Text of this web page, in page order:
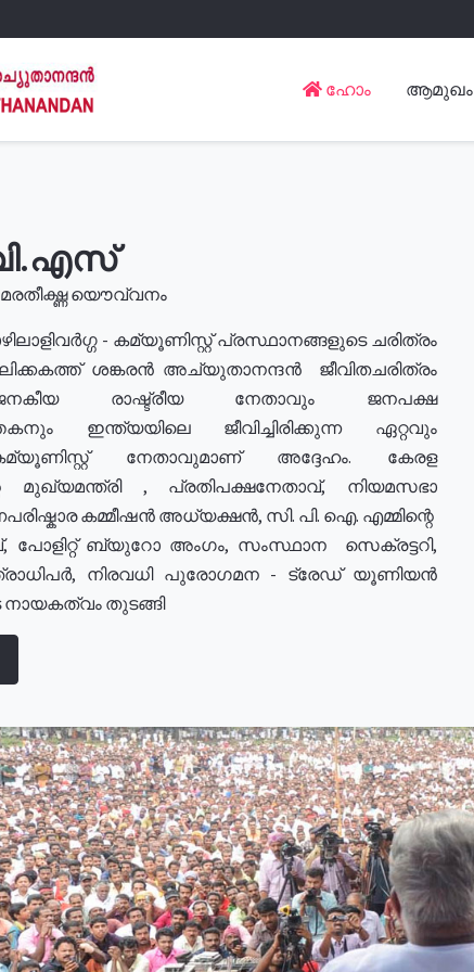
ഹോം ആമുഖം
യൌവ്വനം
- കമ്യൂണിസ്റ്റ് പ്രസ്ഥാനങ്ങളുടെ ചരിത്രം
ശങ്കരൻ അച്യുതാനന്ദൻ ജീവിതചരിത്രം
രാഷ്ട്രീയ നേതാവും ജനപക്ഷ
ഇന്ത്യയിലെ ജീവിച്ചിരിക്കുന്ന ഏറ്റവും
നേതാവുമാണ് അദ്ദേഹം. കേരള
മുഖ്യമന്ത്രി , പ്രതിപക്ഷനേതാവ്, നിയമസഭാ
കമ്മീഷൻ അധ്യക്ഷൻ, സി. പി. ഐ. എമ്മിന്റെ
പോളിറ്റ് ബ്യുറോ അംഗം, സംസ്ഥാന സെക്രട്ടറി,
നിരവധി പുരോഗമന - ട്രേഡ് യൂണിയൻ
തുടങ്ങി